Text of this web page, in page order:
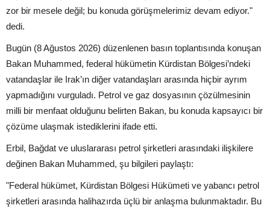
zor bir mesele değil; bu konuda görüşmelerimiz devam ediyor."
dedi.
Bugün (8 Ağustos 2026) düzenlenen basın toplantısında konuşan
Bakan Muhammed, federal hükümetin Kürdistan Bölgesi’ndeki
vatandaşlar ile Irak’ın diğer vatandaşları arasında hiçbir ayrım
yapmadığını vurguladı. Petrol ve gaz dosyasının çözülmesinin
milli bir menfaat olduğunu belirten Bakan, bu konuda kapsayıcı bir
çözüme ulaşmak istediklerini ifade etti.
Erbil, Bağdat ve uluslararası petrol şirketleri arasındaki ilişkilere
değinen Bakan Muhammed, şu bilgileri paylaştı:
"Federal hükümet, Kürdistan Bölgesi Hükümeti ve yabancı petrol
şirketleri arasında halihazırda üçlü bir anlaşma bulunmaktadır. Bu